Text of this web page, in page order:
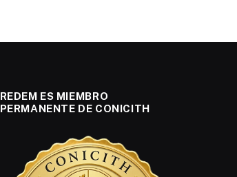
REDEM ES MIEMBRO
PERMANENTE DE CONICITH